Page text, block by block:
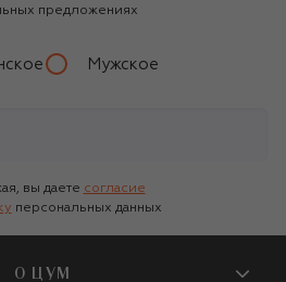
предложениях
Мужское
вы даете согласие
персональных данных
О ЦУМ